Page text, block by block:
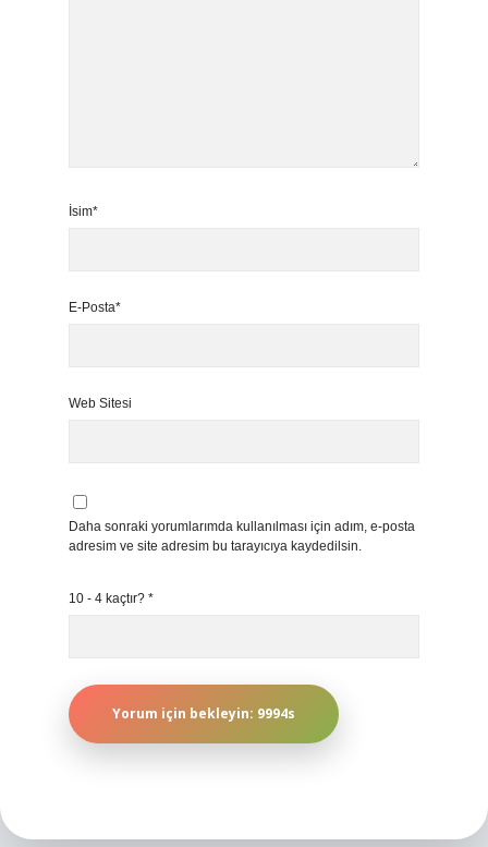
İsim*
E-Posta*
Web Sitesi
Daha sonraki yorumlarımda kullanılması için adım, e-posta
adresim ve site adresim bu tarayıcıya kaydedilsin.
10 - 4 kaçtır? *